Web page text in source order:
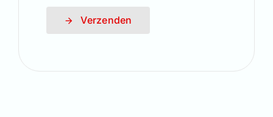
Verzenden